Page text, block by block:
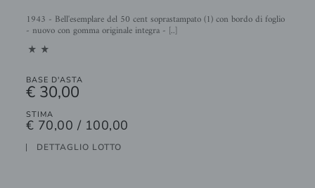
1943 - Bell'esemplare del 50 cent soprastampato (1) con bordo di foglio
- nuovo con gomma originale integra - [..]
11
BASE D'ASTA
€ 30,00
STIMA
€ 70,00 / 100,00
DETTAGLIO LOTTO